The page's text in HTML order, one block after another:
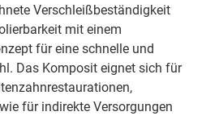
Verschleißbeständigkeit
mit einem
für eine schnelle und
Das Komposit eignet sich für
für indirekte Versorgungen